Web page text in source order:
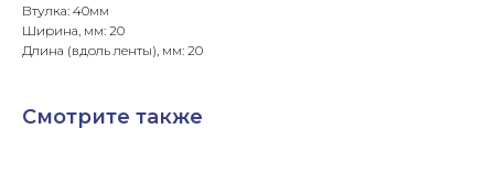
Втулка: 40мм
Ширина, мм: 20
Длина (вдоль ленты), мм: 20
Смотрите также